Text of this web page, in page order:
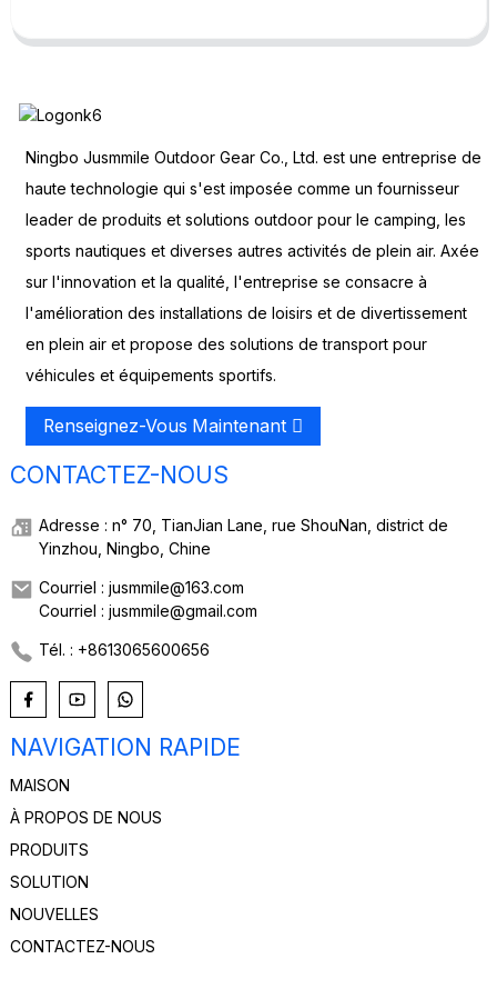
Ningbo Jusmmile Outdoor Gear Co., Ltd. est une entreprise de
haute technologie qui s'est imposée comme un fournisseur
leader de produits et solutions outdoor pour le camping, les
sports nautiques et diverses autres activités de plein air. Axée
sur l'innovation et la qualité, l'entreprise se consacre à
l'amélioration des installations de loisirs et de divertissement
en plein air et propose des solutions de transport pour
véhicules et équipements sportifs.
Renseignez-Vous Maintenant
CONTACTEZ-NOUS
Adresse : n° 70, TianJian Lane, rue ShouNan, district de
Yinzhou, Ningbo, Chine
Courriel : jusmmile@163.com
Courriel : jusmmile@gmail.com
Tél. : +8613065600656
NAVIGATION RAPIDE
MAISON
À PROPOS DE NOUS
PRODUITS
SOLUTION
NOUVELLES
CONTACTEZ-NOUS